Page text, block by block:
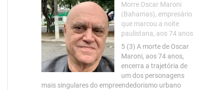
Morre Oscar Maroni
(Bahamas), empresário
que marcou a noite
paulistana, aos 74 anos
5 (3) A morte de Oscar
Maroni, aos 74 anos,
encerra a trajetória de
um dos personagens
mais singulares do empreendedorismo urbano